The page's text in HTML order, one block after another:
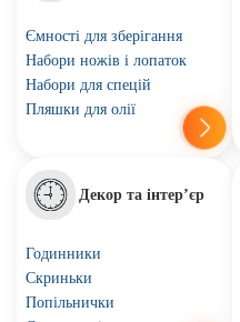
Ємності для зберігання
Набори ножів і лопаток
Набори для спецій
Пляшки для олії
Декор та інтер’єр
Годинники
Скриньки
Попільнички